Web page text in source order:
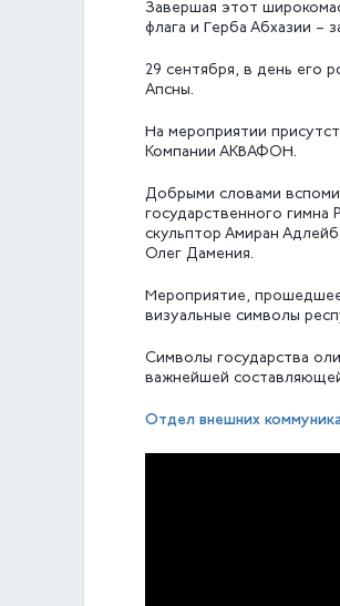
Завершая этот
флага и Герба Абхазии –
29 сентября, в день его
Апсны.
На мероприятии
Компании АКВАФОН.
Добрыми словами
государственного гимна
скульптор Амиран
Олег Дамения.
Мероприятие, прошедшее
визуальные символы
Символы государства
важнейшей
Отдел внешних